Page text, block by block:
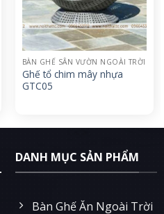
BÀN GHẾ SÂN VƯỜN NGOÀI TRỜI
Ghế tổ chim mây nhựa
GTC05
DANH MỤC SẢN PHẨM
Bàn Ghế Ăn Ngoài Trời